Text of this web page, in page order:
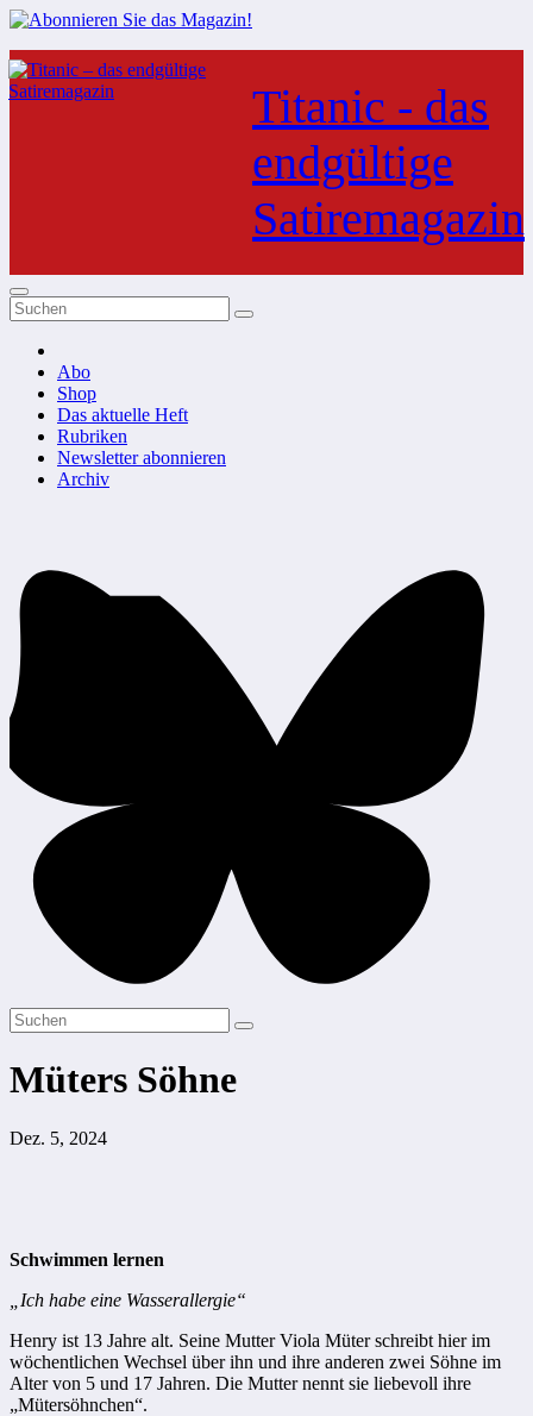
Zum
Inhalt
springen
Titanic - das
endgültige
Satiremagazin
Abo
Shop
Das aktuelle Heft
Rubriken
Newsletter abonnieren
Archiv
Müters Söhne
Dez. 5, 2024
Schwimmen lernen
„Ich habe eine Wasserallergie“
Henry ist 13 Jahre alt. Seine Mutter Viola Müter schreibt hier im
wöchentlichen Wechsel über ihn und ihre anderen zwei Söhne im
Alter von 5 und 17 Jahren. Die Mutter nennt sie liebevoll ihre
„Mütersöhnchen“.